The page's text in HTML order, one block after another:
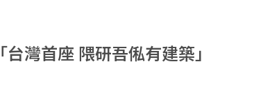
「台灣首座 隈研吾俬有建築」